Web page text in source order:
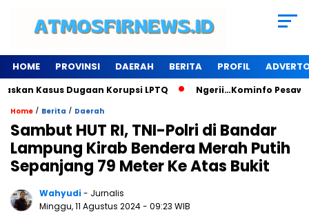
HOME PROVINSI DAERAH BERITA PROFIL
Dugaan Korupsi LPTQ Ngerii…Kominfo Pesawaran
Home / Berita / Daerah
Sambut HUT RI, TNI-Polri di Bandar
Lampung Kirab Bendera Merah Putih
Sepanjang 79 Meter Ke Atas Bukit
Wahyudi- Jurnalis
Minggu, 11 Agustus 2024- 09:23 WIB